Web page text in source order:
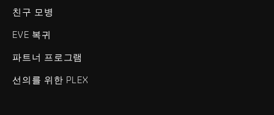
친구 모병
EVE 복귀
파트너 프로그램
선의를 위한 PLEX